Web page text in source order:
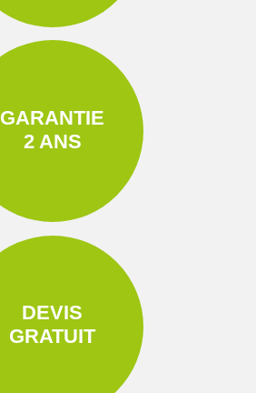
GARANTIE
2 ANS
DEVIS
GRATUIT